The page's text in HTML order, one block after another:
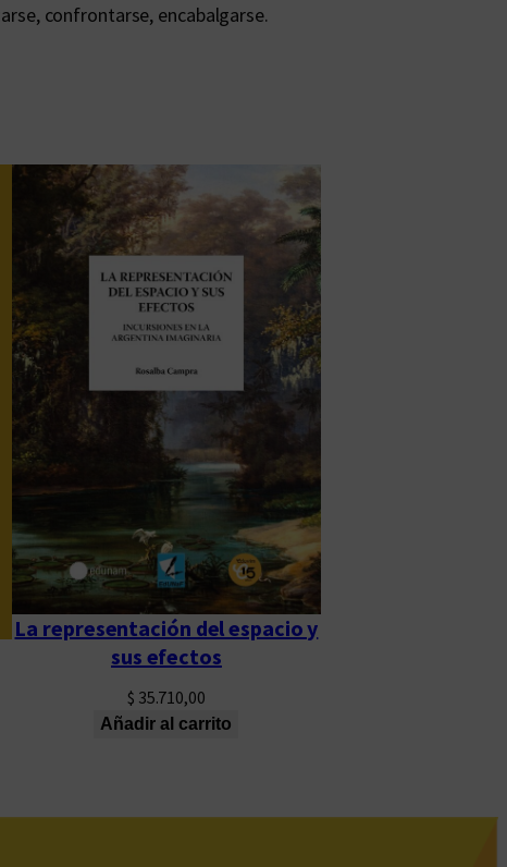
confrontarse, encabalgarse.
La representación del espacio y
sus efectos
$ 35.710,00
Añadir al carrito